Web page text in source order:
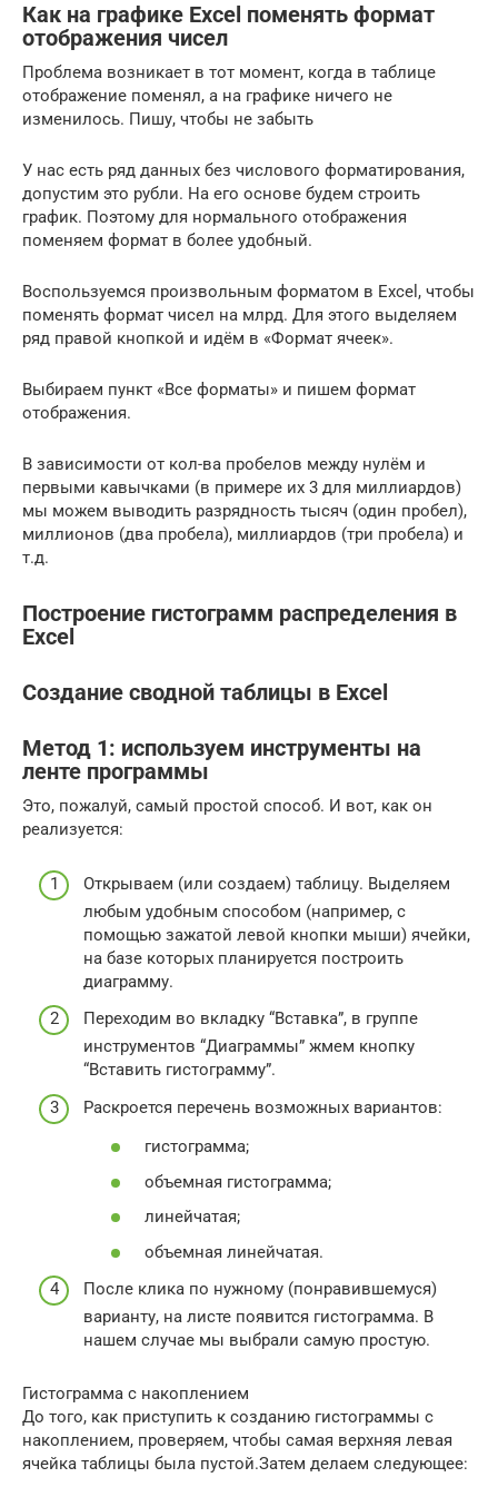
Как на графике Excel поменять формат
отображения чисел
Проблема возникает в тот момент, когда в таблице
отображение поменял, а на графике ничего не
изменилось. Пишу, чтобы не забыть
У нас есть ряд данных без числового форматирования,
допустим это рубли. На его основе будем строить
график. Поэтому для нормального отображения
поменяем формат в более удобный.
Воспользуемся произвольным форматом в Excel, чтобы
поменять формат чисел на млрд. Для этого выделяем
ряд правой кнопкой и идём в «Формат ячеек».
Выбираем пункт «Все форматы» и пишем формат
отображения.
В зависимости от кол-ва пробелов между нулём и
первыми кавычками (в примере их 3 для миллиардов)
мы можем выводить разрядность тысяч (один пробел),
миллионов (два пробела), миллиардов (три пробела) и
т.д.
Построение гистограмм распределения в
Excel
Создание сводной таблицы в Excel
Метод 1: используем инструменты на
ленте программы
Это, пожалуй, самый простой способ. И вот, как он
реализуется:
Открываем (или создаем) таблицу. Выделяем
любым удобным способом (например, с
помощью зажатой левой кнопки мыши) ячейки,
на базе которых планируется построить
диаграмму.
Переходим во вкладку “Вставка”, в группе
инструментов “Диаграммы” жмем кнопку
“Вставить гистограмму”.
Раскроется перечень возможных вариантов:
гистограмма;
объемная гистограмма;
линейчатая;
объемная линейчатая.
После клика по нужному (понравившемуся)
варианту, на листе появится гистограмма. В
нашем случае мы выбрали самую простую.
Гистограмма с накоплением
До того, как приступить к созданию гистограммы с
накоплением, проверяем, чтобы самая верхняя левая
ячейка таблицы была пустой.Затем делаем следующее: